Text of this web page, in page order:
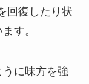
回復したり状
す。
に味方を強